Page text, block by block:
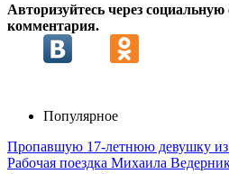
Авторизуйтесь через
комментария.
Популярное
Пропавшую 17-летнюю девушку
Рабочая поездка Михаила